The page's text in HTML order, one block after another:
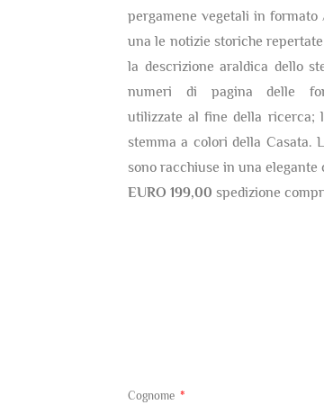
pergamene vegetali in formato
una le notizie storiche
la descrizione araldica dello
numeri di pagina delle
utilizzate al fine della ricerca;
stemma a colori della Casata.
sono racchiuse in una elegante
EURO 199,00 spedizione
Cognome